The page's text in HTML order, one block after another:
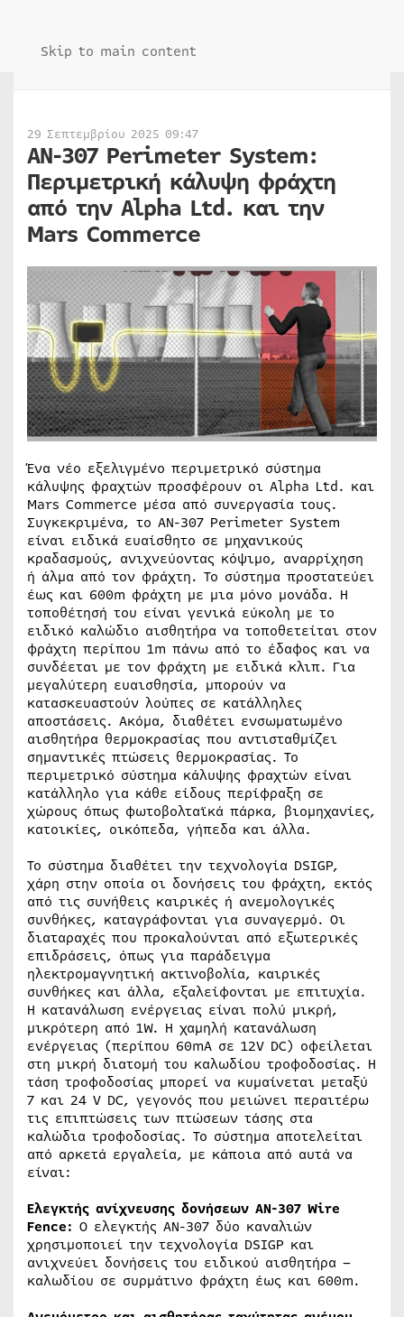
Skip to main content
29 Σεπτεμβρίου 2025 09:47
ΑΝ-307 Perimeter System:
Περιμετρική κάλυψη φράχτη
από την Alpha Ltd. και την
Mars Commerce
Ένα νέο εξελιγμένο περιμετρικό σύστημα
κάλυψης φραχτών προσφέρουν οι Alpha Ltd. και
Mars Commerce μέσα από συνεργασία τους.
Συγκεκριμένα, το ΑΝ-307 Perimeter System
είναι ειδικά ευαίσθητο σε μηχανικούς
κραδασμούς, ανιχνεύοντας κόψιμο, αναρρίχηση
ή άλμα από τον φράχτη. Το σύστημα προστατεύει
έως και 600m φράχτη με μια μόνο μονάδα. Η
τοποθέτησή του είναι γενικά εύκολη με το
ειδικό καλώδιο αισθητήρα να τοποθετείται στον
φράχτη περίπου 1m πάνω από το έδαφος και να
συνδέεται με τον φράχτη με ειδικά κλιπ. Για
μεγαλύτερη ευαισθησία, μπορούν να
κατασκευαστούν λούπες σε κατάλληλες
αποστάσεις. Ακόμα, διαθέτει ενσωματωμένο
αισθητήρα θερμοκρασίας που αντισταθμίζει
σημαντικές πτώσεις θερμοκρασίας. Το
περιμετρικό σύστημα κάλυψης φραχτών είναι
κατάλληλο για κάθε είδους περίφραξη σε
χώρους όπως φωτοβολταϊκά πάρκα, βιομηχανίες,
κατοικίες, οικόπεδα, γήπεδα και άλλα.
Το σύστημα διαθέτει την τεχνολογία DSIGP,
χάρη στην οποία οι δονήσεις του φράχτη, εκτός
από τις συνήθεις καιρικές ή ανεμολογικές
συνθήκες, καταγράφονται για συναγερμό. Οι
διαταραχές που προκαλούνται από εξωτερικές
επιδράσεις, όπως για παράδειγμα
ηλεκτρομαγνητική ακτινοβολία, καιρικές
συνθήκες και άλλα, εξαλείφονται με επιτυχία.
Η κατανάλωση ενέργειας είναι πολύ μικρή,
μικρότερη από 1W. Η χαμηλή κατανάλωση
ενέργειας (περίπου 60mA σε 12V DC) οφείλεται
στη μικρή διατομή του καλωδίου τροφοδοσίας. Η
τάση τροφοδοσίας μπορεί να κυμαίνεται μεταξύ
7 και 24 V DC, γεγονός που μειώνει περαιτέρω
τις επιπτώσεις των πτώσεων τάσης στα
καλώδια τροφοδοσίας. Το σύστημα αποτελείται
από αρκετά εργαλεία, με κάποια από αυτά να
είναι:
Ελεγκτής ανίχνευσης δονήσεων AN-307 Wire
Fence: Ο ελεγκτής ΑΝ-307 δύο καναλιών
χρησιμοποιεί την τεχνολογία DSIGP και
ανιχνεύει δονήσεις του ειδικού αισθητήρα –
καλωδίου σε συρμάτινο φράχτη έως και 600m.